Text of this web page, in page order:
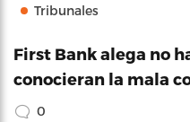
Tribunales
First Bank alega no
conocieran la mala
0